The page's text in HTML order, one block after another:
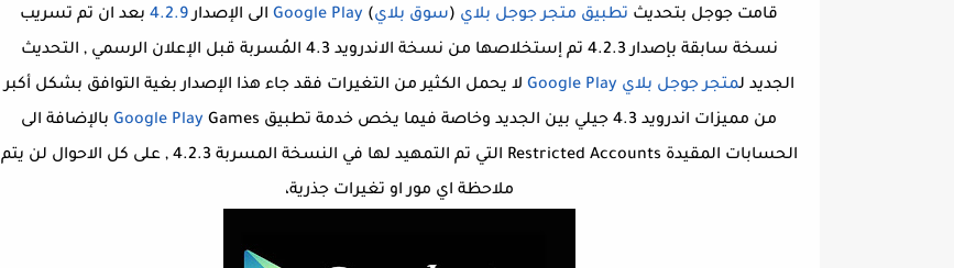
قامت جوجل بتحديث تطبيق متجر جوجل بلاي (سوق بلاي)
Google Play الى الإصدار4.2.9 بعد ان تم تسريب
نسخة سابقة بإصدار 4.2.3 تم إستخلاصها من نسخة الاندرويد 4.3 المُسربة قبل الإعلان الرسمي , التحديث
الجديد لمتجر جوجل بلاي Google Play
لا يحمل الكثير من التغيرات فقد جاء هذا الإصدار بغية التوافق بشكل أكبر
من مميزات اندرويد 4.3 جيلي بين الجديد وخاصة فيما يخص خدمة تطبيق
Google Play Games بالإضافة الى
الحسابات المقيدة Restricted Accounts التي تم التمهيد لها في النسخة المسربة 4.2.3 , على كل الاحوال لن يتم
ملاحظة اي مور او تغيرات جذرية،